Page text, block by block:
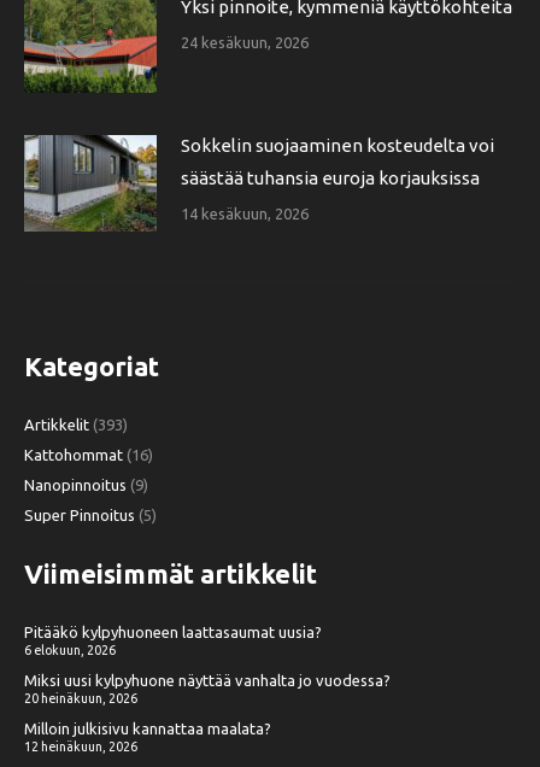
Yksi pinnoite, kymmeniä käyttökohteita
24 kesäkuun, 2026
Sokkelin suojaaminen kosteudelta voi
säästää tuhansia euroja korjauksissa
14 kesäkuun, 2026
Kategoriat
Artikkelit (393)
Kattohommat (16)
Nanopinnoitus (9)
Super Pinnoitus (5)
Viimeisimmät artikkelit
Pitääkö kylpyhuoneen laattasaumat uusia?
6 elokuun, 2026
Miksi uusi kylpyhuone näyttää vanhalta jo vuodessa?
20 heinäkuun, 2026
Milloin julkisivu kannattaa maalata?
12 heinäkuun, 2026